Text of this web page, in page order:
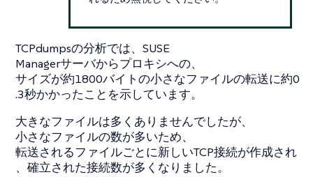
TCPdumpsの分析では、SUSE
Managerサーバからプロキシへの、
サイズが約1800バイトの小さなファイルの転送に約0
.3秒かかったことを示しています。
大きなファイルは多くありませんでしたが、
小さなファイルの数が多いため、
転送されるファイルごとに新しいTCP接続が作成され
、確立された接続数が多くなりました。